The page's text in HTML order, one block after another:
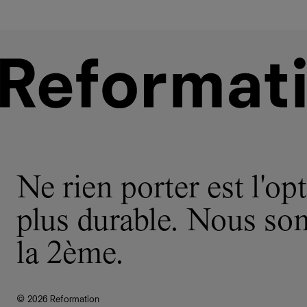
Ne rien porter est
plus durable. Nous
la 2ème.
© 2026 Reformation